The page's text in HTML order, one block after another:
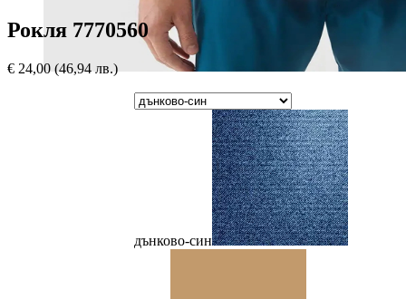
Рокля 7770560
€ 24,00 (46,94 лв.)
дънково-син